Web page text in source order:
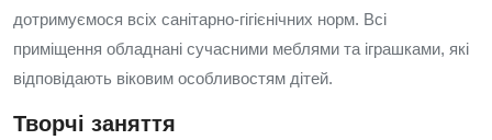
дотримуємося всіх санітарно-гігієнічних норм. Всі
приміщення обладнані сучасними меблями та іграшками, які
відповідають віковим особливостям дітей.
Творчі заняття